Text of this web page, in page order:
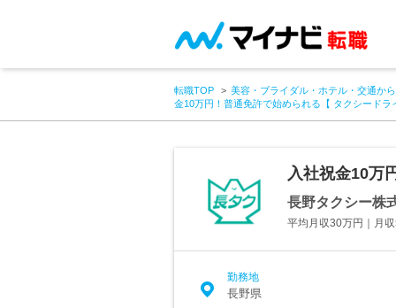
転職TOP
美容・ブライダル・ホテル・交通か
金10万円！普通免許で始められる【 タクシードラ
入社祝金10万
長野タクシー株
平均月収30万円｜月
勤務地
長野県